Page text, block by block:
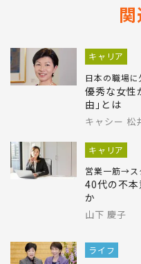
キャリア
日本の職場
優秀な女性
由｣とは
キャシー 松
キャリア
営業一筋→ス
40代の不
か
山下 慶子
ライフ